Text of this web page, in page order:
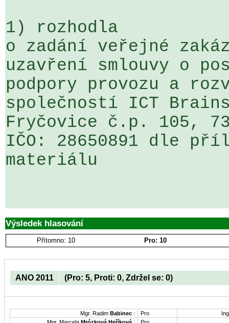
1) rozhodla
o zadání veřejné
uzavření smlouvy o
podpory provozu a
společností ICT
Fryčovice č.p. 105,
IČO: 28650891 dle
materiálu
Výsledek hlasování
Přítomno: 10 Pro: 10
ANO 2011 (Pro: 5, Proti: 0, Zdržel se: 0)
Mgr. Radim Babinec : Pro